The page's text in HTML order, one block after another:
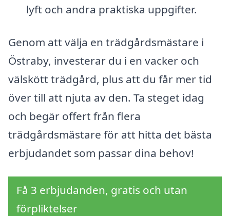
lyft och andra praktiska uppgifter.
Genom att välja en trädgårdsmästare i
Östraby, investerar du i en vacker och
välskött trädgård, plus att du får mer tid
över till att njuta av den. Ta steget idag
och begär offert från flera
trädgårdsmästare för att hitta det bästa
erbjudandet som passar dina behov!
Få 3 erbjudanden, gratis och utan
förpliktelser